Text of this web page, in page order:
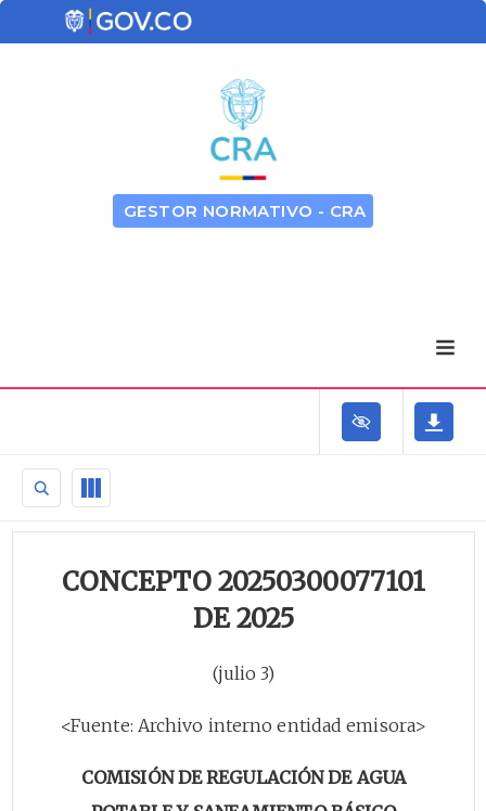
GESTOR NORMATIVO - CRA
CONCEPTO 20250300077101
DE 2025
(julio 3)
<Fuente: Archivo interno entidad emisora>
COMISIÓN DE REGULACIÓN DE AGUA